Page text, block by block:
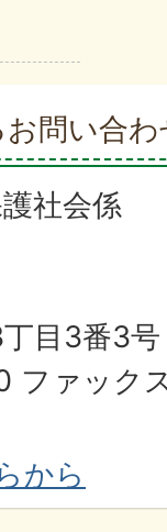
問い合
社会係
目3番3号
ファック
から